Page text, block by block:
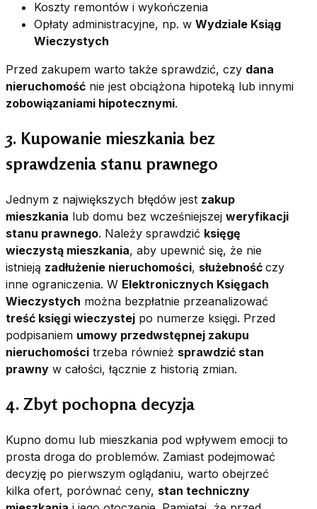
Koszty remontów i wykończenia
Opłaty administracyjne, np. w Wydziale Ksiąg
Wieczystych
Przed zakupem warto także sprawdzić, czy dana
nieruchomość nie jest obciążona hipoteką lub innymi
zobowiązaniami hipotecznymi.
3. Kupowanie mieszkania bez
sprawdzenia stanu prawnego
Jednym z największych błędów jest zakup
mieszkania lub domu bez wcześniejszej weryfikacji
stanu prawnego. Należy sprawdzić księgę
wieczystą mieszkania, aby upewnić się, że nie
istnieją zadłużenie nieruchomości, służebność czy
inne ograniczenia. W Elektronicznych Księgach
Wieczystych można bezpłatnie przeanalizować
treść księgi wieczystej po numerze księgi. Przed
podpisaniem umowy przedwstępnej zakupu
nieruchomości trzeba również sprawdzić stan
prawny w całości, łącznie z historią zmian.
4. Zbyt pochopna decyzja
Kupno domu lub mieszkania pod wpływem emocji to
prosta droga do problemów. Zamiast podejmować
decyzję po pierwszym oglądaniu, warto obejrzeć
kilka ofert, porównać ceny, stan techniczny